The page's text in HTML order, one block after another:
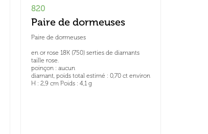
820
Paire de dormeuses
Paire de dormeuses
en or rose 18K (750) serties de diamants
taille rose.
poinçon : aucun
diamant, poids total estimé : 0,70 ct environ
H : 2,9 cm Poids : 4,1 g